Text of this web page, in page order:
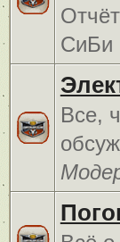
СиБи
Все,